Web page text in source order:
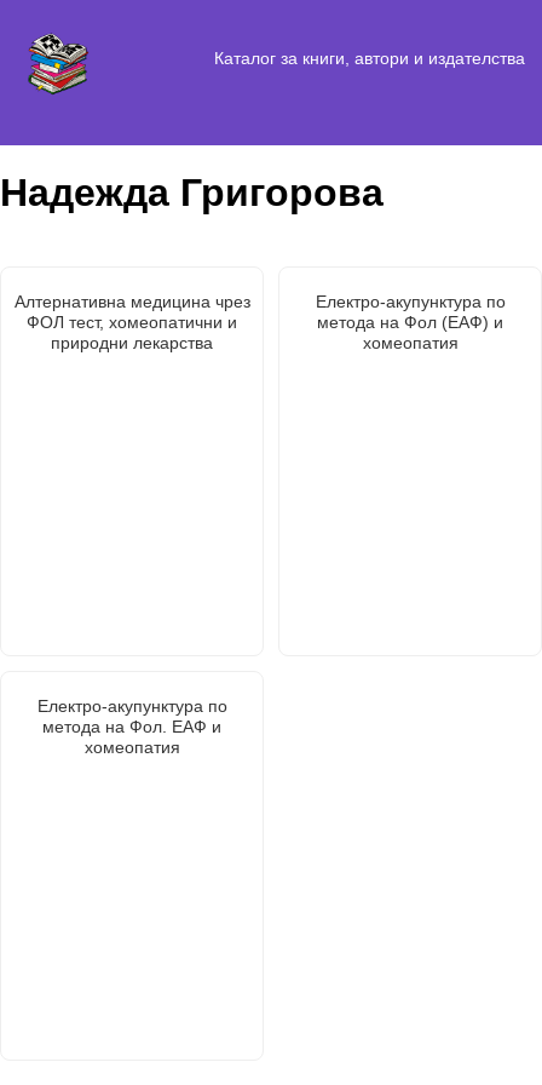
Каталог за книги, автори и издателства
Надежда Григорова
Алтернативна медицина чрез
ФОЛ тест, хомеопатични и
природни лекарства
Електро-акупунктура по
метода на Фол (ЕАФ) и
хомеопатия
Електро-акупунктура по
метода на Фол. ЕАФ и
хомеопатия